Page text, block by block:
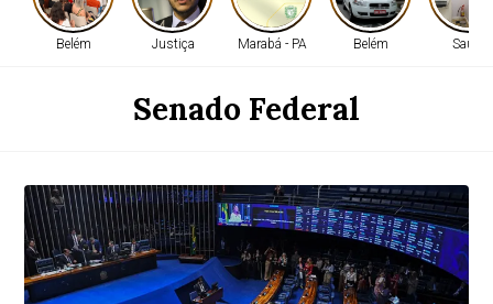
Belém Justiça Marabá - PA Belém Saúde
Senado Federal